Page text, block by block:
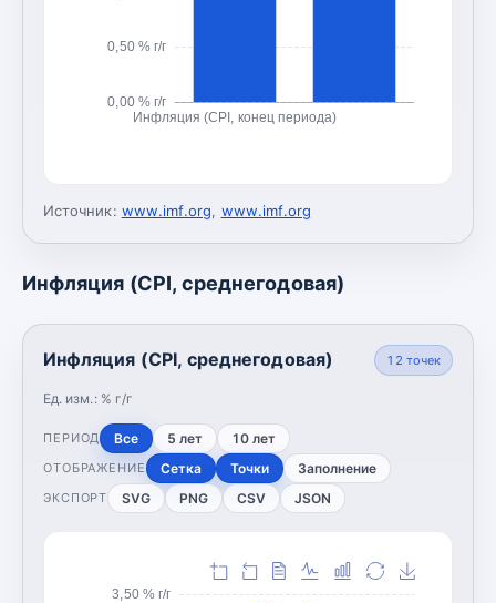
0,00 % г/г
0,50 % г/г
Инфляция (CPI, конец периода)
Источник: www.imf.org, www.imf.org
Инфляция (CPI, среднегодовая)
Инфляция (CPI, среднегодовая)
Ед. изм.: % г/г
12 точек
ПЕРИОД Все 5 лет 10 лет
ОТОБРАЖЕНИЕ Сетка Точки Заполнение
ЭКСПОРТ SVG PNG CSV JSON
3,50 % г/г